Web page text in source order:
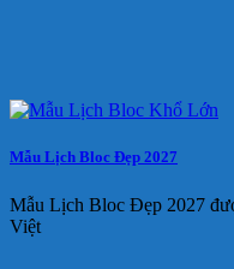
Mẫu Lịch Bloc Đẹp 2027
Mẫu Lịch Bloc Đẹp 2027
Việt